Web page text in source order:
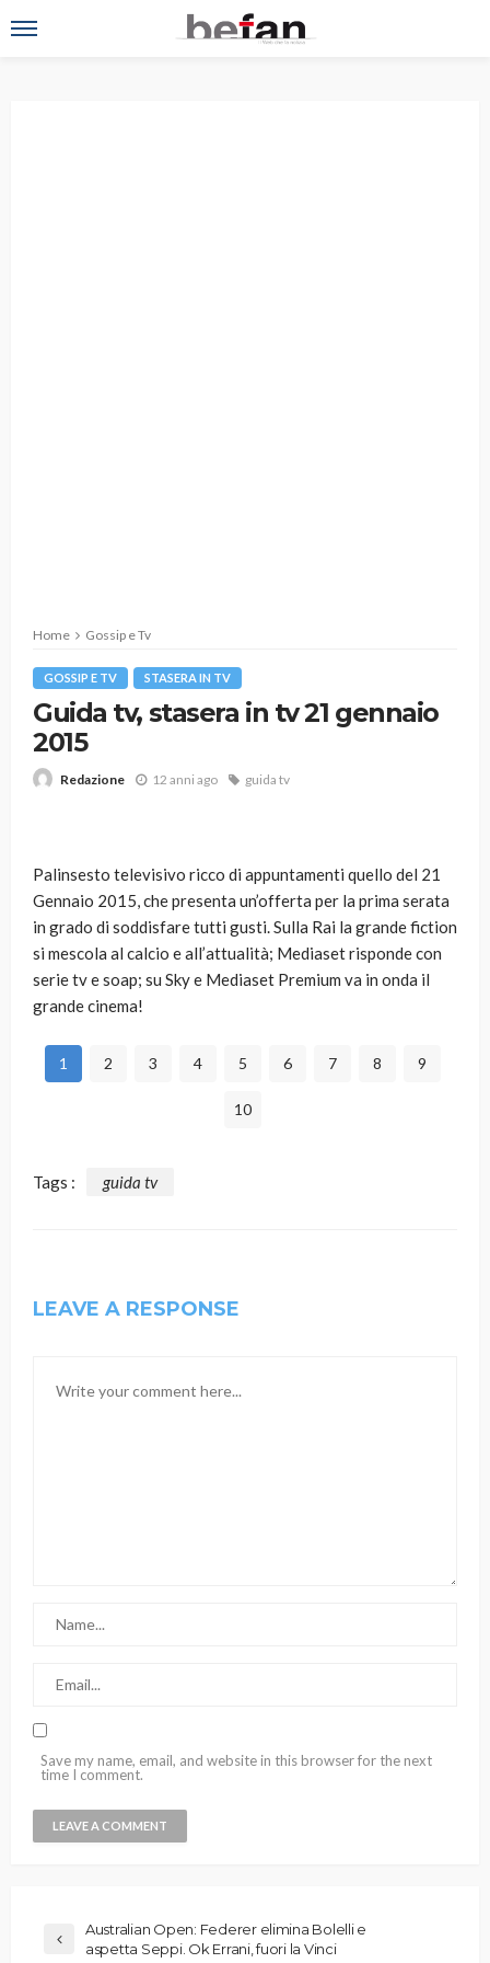
Home Gossip e Tv
GOSSIP E TV STASERA IN TV
Guida tv, stasera in tv 21 gennaio
2015
Redazione 12 anni ago guida tv
Palinsesto televisivo ricco di appuntamenti quello del 21
Gennaio 2015, che presenta un’offerta per la prima serata
in grado di soddisfare tutti gusti. Sulla Rai la grande fiction
si mescola al calcio e all’attualità; Mediaset risponde con
serie tv e soap; su Sky e Mediaset Premium va in onda il
grande cinema!
1 2 3 4 5 6 7 8 9
10
Tags : guida tv
LEAVE A RESPONSE
Save my name, email, and website in this browser for the next
time I comment.
Australian Open: Federer elimina Bolelli e
aspetta Seppi. Ok Errani, fuori la Vinci